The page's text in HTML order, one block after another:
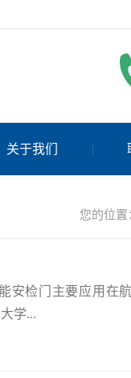
关于我们
您的位置
安检门主要应用在
学...